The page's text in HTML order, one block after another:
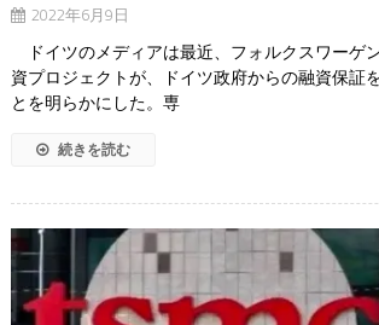
2022年6月9日
ドイツのメディアは最近、フォルクスワーゲ
資プロジェクトが、ドイツ政府からの融資保証
とを明らかにした。専
続きを読む